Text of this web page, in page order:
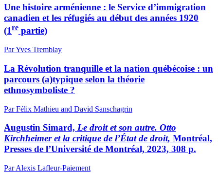
Une histoire arménienne : le Service d’immigration
canadien et les réfugiés au début des années 1920
(1re partie)
Par Yves Tremblay
La Révolution tranquille et la nation québécoise : un
parcours (a)typique selon la théorie
ethnosymboliste ?
Par Félix Mathieu and David Sanschagrin
Augustin Simard, Le droit et son autre. Otto
Kirchheimer et la critique de l’État de droit, Montréal,
Presses de l’Université de Montréal, 2023, 308 p.
Par Alexis Lafleur-Paiement